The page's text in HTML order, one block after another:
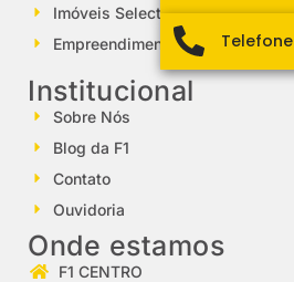
Imóveis Select
Empreendimentos
Institucional
Sobre Nós
Blog da F1
Contato
Ouvidoria
Onde estamos
F1 CENTRO
Telefone